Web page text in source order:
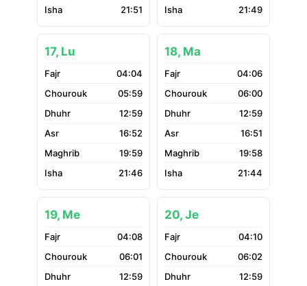
21:51 21:49
17, Lu
04:04
05:59
12:59
16:52
19:59
21:46
18, Ma
04:06
06:00
12:59
16:51
19:58
21:44
19, Me
04:08
06:01
12:59
20, Je
04:10
06:02
12:59